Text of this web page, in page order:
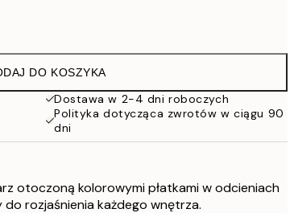
DO KOSZYKA
Dostawa w 2-4 dni roboczych
Polityka dotycząca zwrotów w ciągu 90
dni
otoczoną kolorowymi płatkami w odcieniach
do rozjaśnienia każdego wnętrza.